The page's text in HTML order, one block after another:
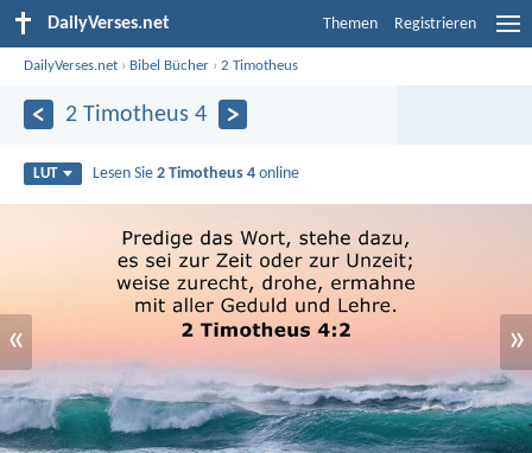
DailyVerses.net Themen Registrieren
DailyVerses.net › Bibel Bücher ›2 Timotheus
2 Timotheus 4
LUT Lesen Sie2 Timotheus 4 online
« »